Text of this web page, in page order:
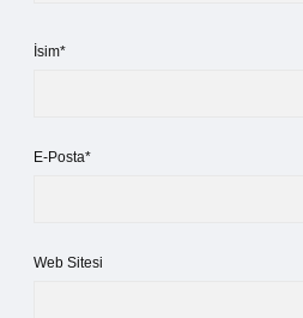
İsim*
E-Posta*
Web Sitesi